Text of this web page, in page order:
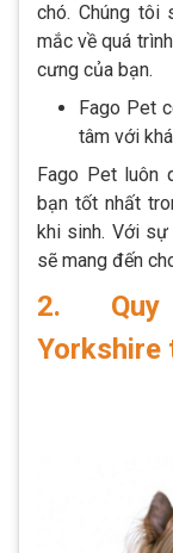
chó. Chúng
mắc về quá
cưng của bạn.
Fago Pet
tâm với
Fago Pet luôn
bạn tốt nhất
khi sinh. Với
sẽ mang đến
2. Quy
Yorkshire